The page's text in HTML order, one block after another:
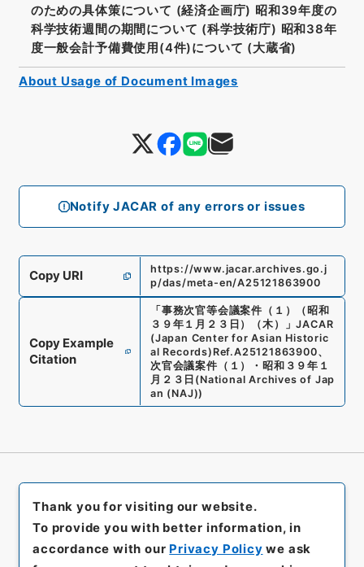
Notify JACAR of any errors or issues
のための具体策について (経済企画庁) 昭和39年度の
科学技術週間の期間について (科学技術庁) 昭和38年
度一般会計予備費使用(4件)について (大蔵省)
Copy URI
https://www.jacar.archives.go.j
p/das/meta-en/A25121863900
Copy Example
Citation
「事務次官等会議案件（１）（昭和
３９年１月２３日）（木）
」JACAR
(Japan Center for Asian Historic
al Records) Ref.A25121863900、
次官会議案件（１）・昭和３９年１
月２３日 (National Archives of Jap
an (NAJ))
About Usage of Document Images
Thank you for visiting our website.
To provide you with better information, in
accordance with our Privacy Policy we ask